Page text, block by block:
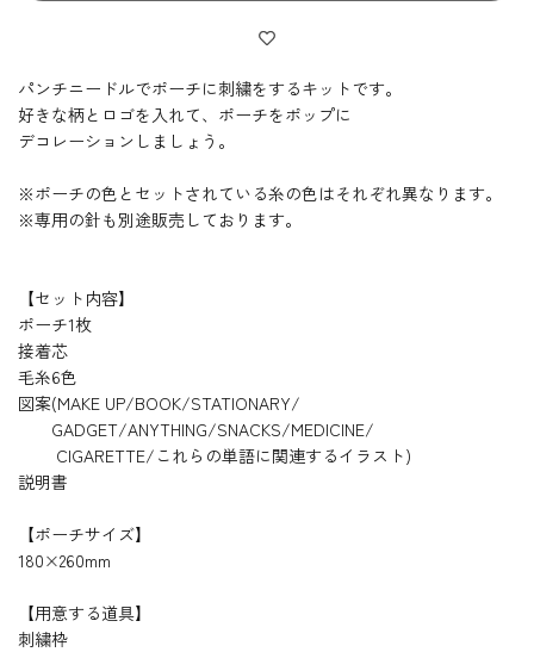
パンチニードルでポーチに刺繍をするキットです。
好きな柄とロゴを入れて、ポーチをポップに
デコレーションしましょう。
※ポーチの色とセットされている糸の色はそれぞれ異なります。
※専用の針も別途販売しております。
【セット内容】
ポーチ1枚
接着芯
毛糸6色
図案(MAKE UP/BOOK/STATIONARY/
GADGET/ANYTHING/SNACKS/MEDICINE/
CIGARETTE/これらの単語に関連するイラスト)
説明書
【ポーチサイズ】
180×260mm
【用意する道具】
刺繍枠